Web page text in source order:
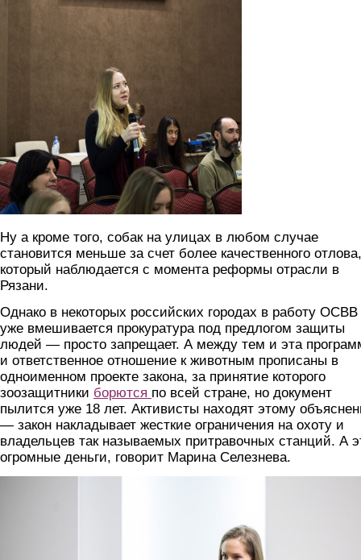
Ну а кроме того, собак на улицах в любом случае
становится меньше за счет более качественного отлова,
который наблюдается с момента реформы отрасли в
Рязани.
Однако в некоторых российских городах в работу ОСВВ
уже вмешивается прокуратура под предлогом защиты
людей — просто запрещает. А между тем и эта
и ответственное отношение к животным прописаны в
одноименном проекте закона, за принятие которого
зоозащитники борются по всей стране, но документ
пылится уже 18 лет. Активисты находят этому
— закон накладывает жесткие ограничения на охоту и
владельцев так называемых притравочных станций. А
огромные деньги, говорит Марина Селезнева.